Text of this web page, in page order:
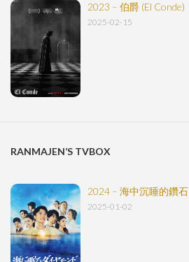
2023 – 伯爵 (El Conde)
2025-02-15
RANMAJEN’S TVBOX
2024 – 海中沉睡的鑽石
2025-01-02